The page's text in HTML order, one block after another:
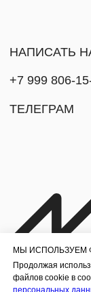
МЫ ИСПОЛЬЗУЕМ
Продолжая
файлов cookie в